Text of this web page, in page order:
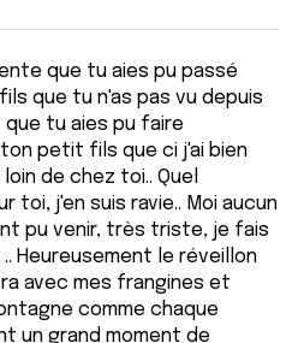
que tu aies pu passé
que tu n'as pas vu depuis
tu aies pu faire
petit fils que ci j'ai bien
de chez toi.. Quel
toi, j'en suis ravie.. Moi aucun
pu venir, très triste, je fais
Heureusement le réveillon
avec mes frangines et
comme chaque
un grand moment de